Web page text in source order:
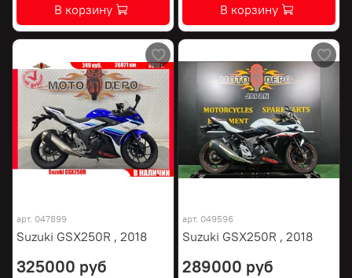
В корзину В корзину
арт. 047899
Suzuki GSX250R , 2018
325000 руб
арт. 049596
Suzuki GSX250R , 2018
289000 руб